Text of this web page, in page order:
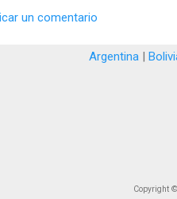
un comentario
Argentina |
Copyright